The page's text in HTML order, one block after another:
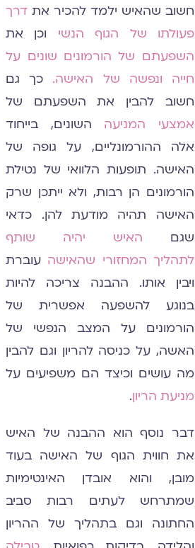
חשוב שהאיש ילמד להכיר את דרך
פעולתו של הגוף הנשי וכן את
השפעתם של הורמונים שונים על
חייה ונפשה של האישה. כך גם
חשוב להבין את השפעתם של
אמצעי המניעה השונים, בייחוד
אלה ההורמונליים, על גופה של
האישה. תופעות הלוואי של נטילת
הורמונים הן רבות, ולא ייתכן שרק
האישה תהיה מודעת להן. כדאי
שגם האיש יהיה שותף
לתהליך המחזורי שהאישה עוברת
ויבין אותו. ההבנה צריכה להיות
בנוגע להשפעה אפשרית של
הורמונים על המצב הנפשי של
האשה, על כניסה להריון וגם להבין
מה עושים וכיצד הם משפיעים על
מניעת הריון.
דבר נוסף הוא ההבנה של האיש
את חווית הגוף של האישה בעוד
מובן, והוא אובדן האינטימיות
שמתרחש לעתים רבות סביב
החתונה וגם בתהליך של ההריון